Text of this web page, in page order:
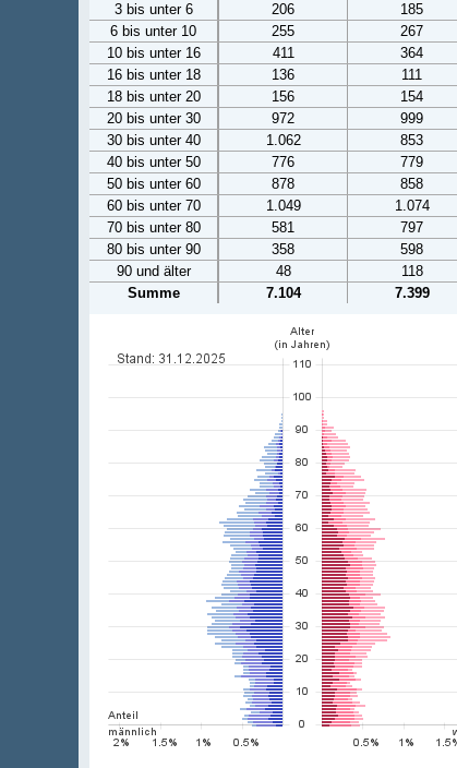
3 bis unter 6
206 185
6 bis unter 10
255 267
10 bis unter 16
411 364
16 bis unter 18
136 111
18 bis unter 20
156 154
20 bis unter 30
972 999
30 bis unter 40
1.062 853
40 bis unter 50
776 779
50 bis unter 60
878 858
60 bis unter 70
1.049 1.074
70 bis unter 80
581 797
80 bis unter 90
358 598
90 und älter
48 118
Summe
7.104 7.399